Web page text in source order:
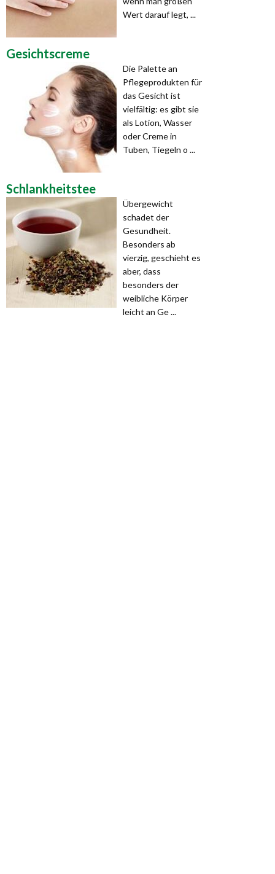
Wert darauf legt, ...
Gesichtscreme
Die Palette an
Pflegepro­dukten für
das Gesicht ist
vielfältig: es gibt sie
als Lotion, Wasser
oder Creme in
Tuben, Tiegeln o ...
Schlankheitstee
Übergewicht
schadet der
Gesundheit.
Besonders ab
vierzig, geschieht es
aber, dass
besonders der
weibliche Körper
leicht an Ge ...